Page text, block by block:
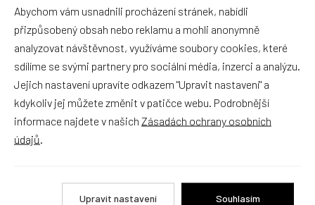
Produkt zatím nemá žádné hodnocení,buďte první, kdo
produkt ohodnotí!
Přidat hodnocení
Abychom vám usnadnili procházení stránek, nabídli
přizpůsobený obsah nebo reklamu a mohli anonymně
analyzovat návštěvnost, využíváme soubory cookies, které
sdílíme se svými partnery pro sociální média, inzerci a analýzu.
Jejich nastavení upravíte odkazem "Upravit nastavení" a
kdykoliv jej můžete změnit v patičce webu. Podrobnější
informace najdete v našich Zásadách ochrany osobních
údajů
Upravit nastavení Souhlasím